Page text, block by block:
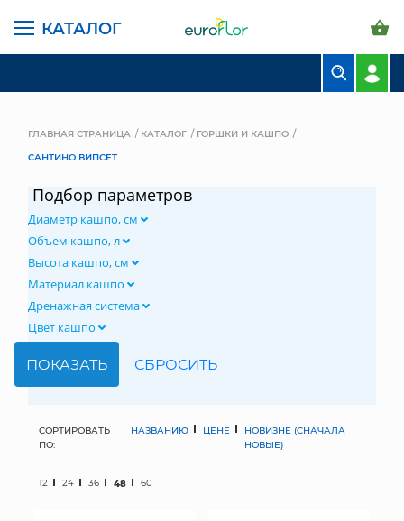
КАТАЛОГ
СВАДЕБНАЯ ФЛОРИСТИКА
МЯГКИЕ ИГРУШКИ
ГЛАВНАЯ СТРАНИЦА КАТАЛОГ
ГОРШКИ И КАШПО
САНТИНО ВИПСЕТ
Подбор параметров
Диаметр кашпо, см
Объем кашпо, л
Высота кашпо, см
Материал кашпо
Дренажная система
Цвет кашпо
СОРТИРОВАТЬ
ПО:
НАЗВАНИЮ ЦЕНЕ
НОВИЗНЕ (СНАЧАЛА
НОВЫЕ)
12 24 36 48 60